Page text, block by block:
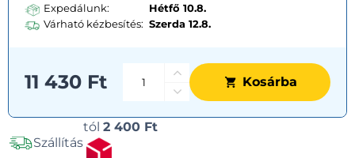
Expedálunk:
Hétfő 10.8.
Várható kézbesítés: Szerda 12.8.
11 430 Ft Kosárba
Szállítás
tól 2 400 Ft